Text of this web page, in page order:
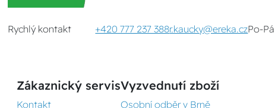
Rychlý kontakt +420 777 237 388r.kaucky@ereka.czPo-
Zákaznický servis
Kontakt
Vyzvednutí zboží
Osobní odběr v Brně